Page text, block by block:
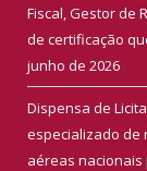
Fiscal, Gestor de
de certificação
junho de 2026
Dispensa de
especializado de
aéreas nacionais